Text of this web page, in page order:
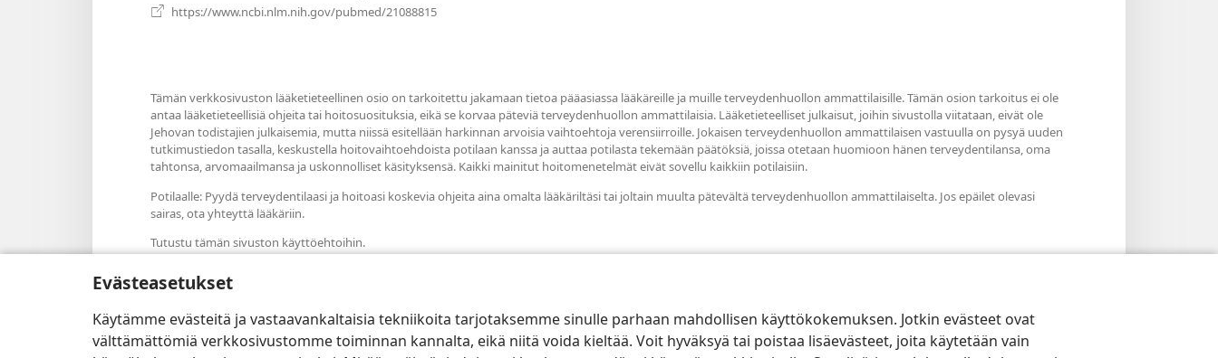
Evästeasetukset
Käytämme evästeitä ja vastaavankaltaisia tekniikoita tarjotaksemme sinulle parhaan mahdollisen käyttökokemuksen. Jotkin evästeet ovat
välttämättömiä verkkosivustomme toiminnan kannalta, eikä niitä voida kieltää. Voit hyväksyä tai poistaa lisäevästeet, joita käytetään vain
https://www.ncbi.nlm.nih.gov/pubmed/21088815
Tämän verkkosivuston lääketieteellinen osio on tarkoitettu jakamaan tietoa pääasiassa lääkäreille ja muille terveydenhuollon ammattilaisille. Tämän osion tarkoitus ei ole
antaa lääketieteellisiä ohjeita tai hoitosuosituksia, eikä se korvaa päteviä terveydenhuollon ammattilaisia. Lääketieteelliset julkaisut, joihin sivustolla viitataan, eivät ole
Jehovan todistajien julkaisemia, mutta niissä esitellään harkinnan arvoisia vaihtoehtoja verensiirroille. Jokaisen terveydenhuollon ammattilaisen vastuulla on pysyä uuden
tutkimustiedon tasalla, keskustella hoitovaihtoehdoista potilaan kanssa ja auttaa potilasta tekemään päätöksiä, joissa otetaan huomioon hänen terveydentilansa, oma
tahtonsa, arvomaailmansa ja uskonnolliset käsityksensä. Kaikki mainitut hoitomenetelmät eivät sovellu kaikkiin potilaisiin.
Potilaalle: Pyydä terveydentilaasi ja hoitoasi koskevia ohjeita aina omalta lääkäriltäsi tai joltain muulta pätevältä terveydenhuollon ammattilaiselta. Jos epäilet olevasi
sairas, ota yhteyttä lääkäriin.
Tutustu tämän sivuston käyttöehtoihin.
Väriteema